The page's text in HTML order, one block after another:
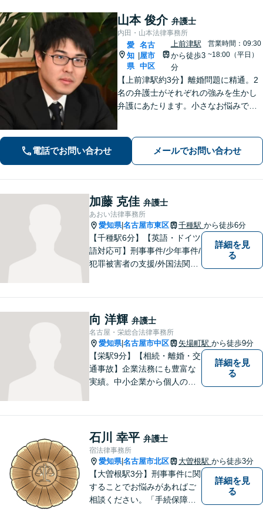
山本 俊介 弁護士
内田・山本法律事務所
愛
知
県
名古
屋市
中区
上前津駅
から徒歩3
分
営業時間：09:30
~18:00（平日）
【上前津駅約3分】離婚問題に精通。2
名の弁護士がそれぞれの強みを生かし
弁護にあたります。小さなお悩みで
イスを行います！【初回相談無料】
電話でお問い合わせ メールでお問い合わせ
加藤 克佳 弁護士
あおい法律事務所
愛知県|名古屋市東区 千種駅 から徒歩6分
【千種駅6分】【英語・ドイツ
語対応可】刑事事件/少年事件/
犯罪被害者の支援/外国法関連/
ち、希望、考え方を尊重し、
迅速に問題を解決することを
心がけております。
詳細を見
る
向 洋輝 弁護士
名古屋・栄総合法律事務所
愛知県|名古屋市中区 矢場町駅 から徒歩9分
【栄駅9分】【相続・離婚・交
通事故】企業法務にも豊富な
実績。中小企業から個人の方
お困りのことがございました
ら、まずはお気軽にご相談く
ださい。
詳細を見
る
石川 幸平 弁護士
宿法律事務所
愛知県|名古屋市北区 大曽根駅 から徒歩3分
【大曽根駅3分】刑事事件に関
することでお悩みがあればご
相談ください。「手続保障の
詳細を見
る